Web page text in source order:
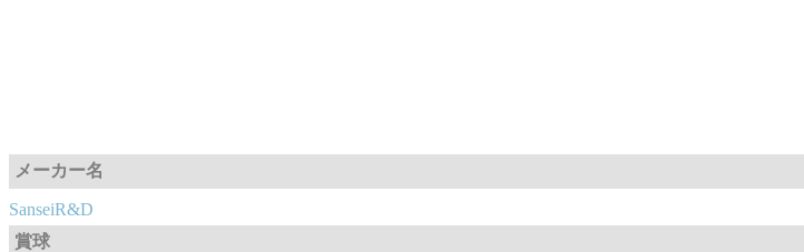
メーカー名
SanseiR&D
賞球